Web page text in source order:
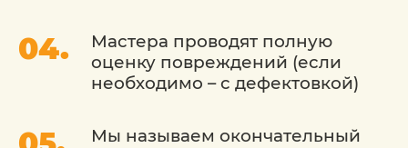
Мастера проводят полную
оценку повреждений (если
необходимо – с дефектовкой)
Мы называем окончательный